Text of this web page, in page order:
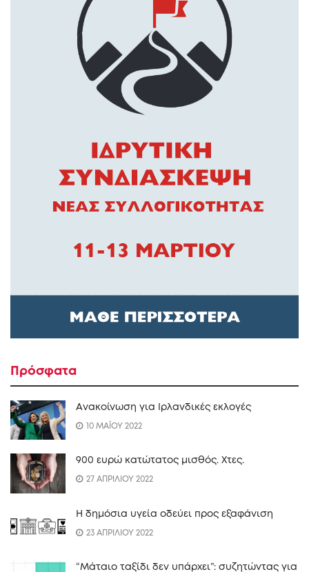
Πρόσφατα
Ανακοίνωση για Ιρλανδικές εκλογές
10 ΜΑΪΟΥ 2022
900 ευρώ κατώτατος μισθός. Xτες.
27 ΑΠΡΙΛΙΟΥ 2022
Η δημόσια υγεία οδεύει προς εξαφάνιση
23 ΑΠΡΙΛΙΟΥ 2022
“Mάταιο ταξίδι δεν υπάρχει”: συζητώντας για